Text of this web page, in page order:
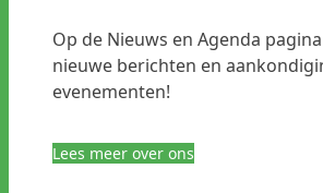
Op de Nieuws en Agenda
nieuwe berichten en
evenementen!
Lees meer over ons